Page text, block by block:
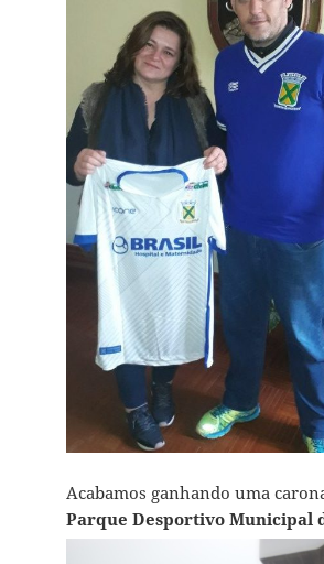
Acabamos ganhando uma
Parque Desportivo Municipal